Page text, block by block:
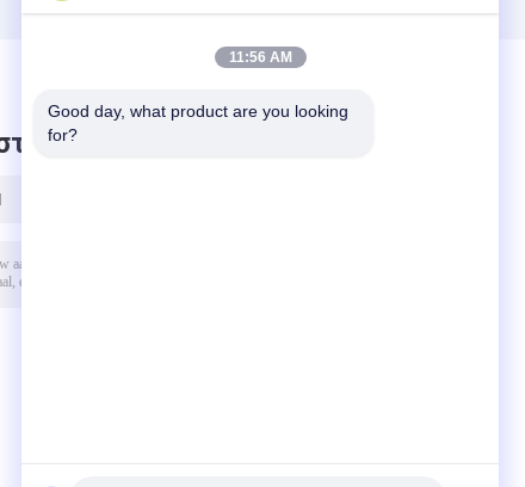
μήνυμα
11:56 AM
Good day, what product are you looking
for?